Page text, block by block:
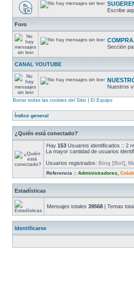
Escribe
Foro
Sección
CANAL YOUTUBE
Nuestros
Borrar todas las cookies del Sitio | El Equipo
Índice general
¿Quién está conectado?
Hay 153 Usuarios identificados :: 2
La mayor cantidad de usuarios
Usuarios registrados: Bing [Bot]
Referencia :: Administradores
Estadísticas
Mensajes totales 39568 | Temas
Identificarse